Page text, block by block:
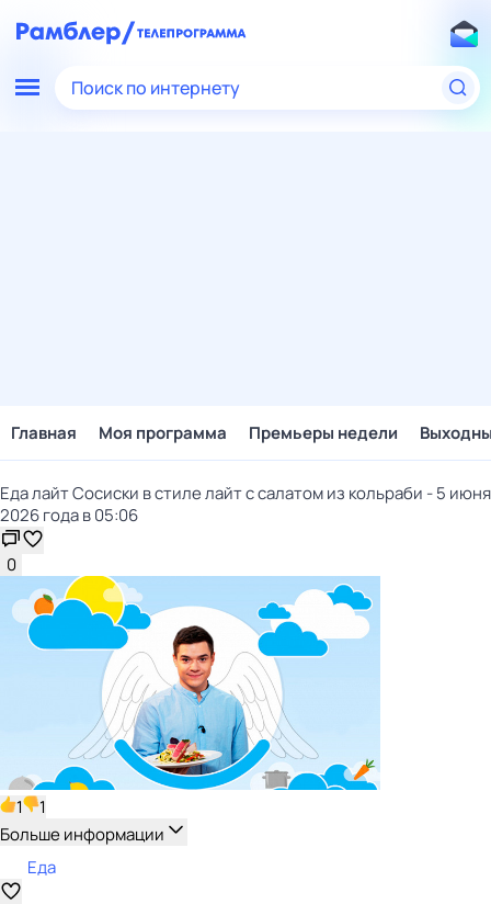
Поиск по интернету
Главная Моя программа Премьеры недели
Еда лайт Сосиски в стиле лайт с салатом из кольраби - 5 июня
2026 года в 05:06
0
1
1
Больше информации
Еда